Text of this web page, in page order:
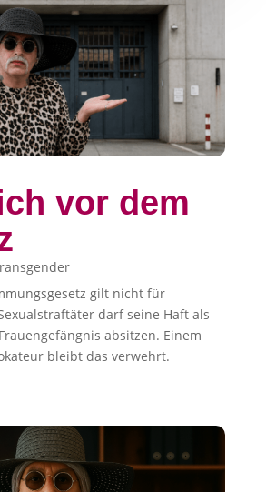
vor dem
gilt nicht für
darf seine Haft als
absitzen. Einem
bleibt das verwehrt.